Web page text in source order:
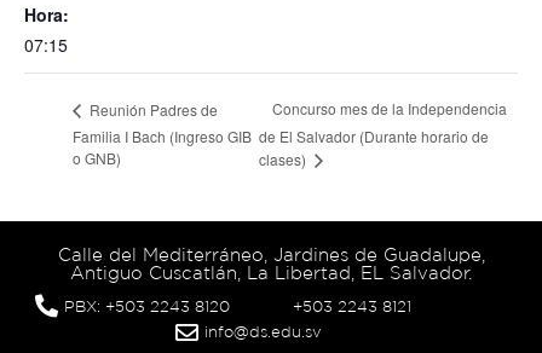
Hora:
07:15
Reunión Padres de
Familia I Bach (Ingreso GIB
o GNB)
Concurso mes de la Independencia
de El Salvador (Durante horario de
clases)
Calle del Mediterráneo, Jardines de Guadalupe,
Antiguo Cuscatlán, La Libertad, EL Salvador.
PBX: +503 2243 8120
+503 2243 8121
info@ds.edu.sv